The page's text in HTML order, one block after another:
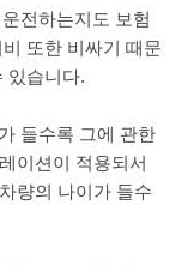
전하는지도 보험
또한 비싸기 때문
있습니다.
들수록 그에 관한
이션이 적용되서
량의 나이가 들수